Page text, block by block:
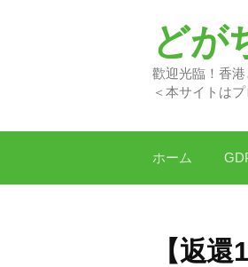
へ
どが
歡迎光臨
＜本サイトは
ホーム
【返